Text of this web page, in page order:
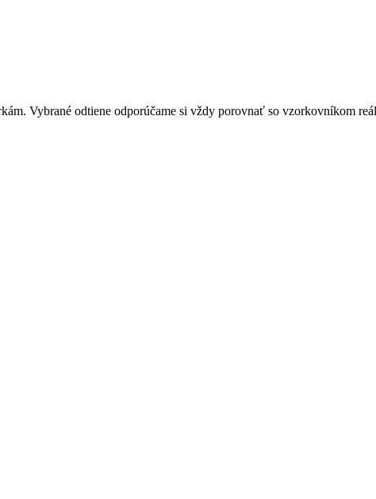
Vybrané odtiene odporúčame si vždy porovnať so vzorkovníkom